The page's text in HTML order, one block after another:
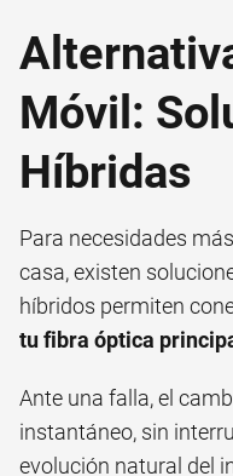
Móvil:
Híbridas
Para necesidades
casa, existen
híbridos permiten
tu fibra óptica
Ante una falla, el
instantáneo, sin
evolución natural del